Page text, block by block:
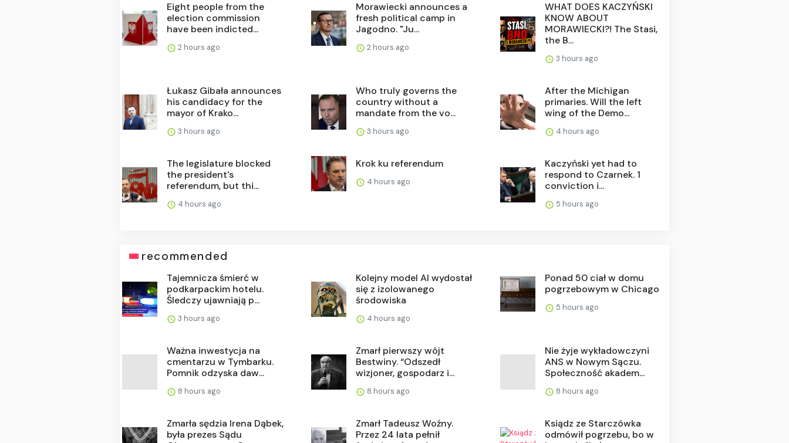
Eight people from the
election commission
have been indicted...
2 hours ago
Morawiecki announces a
fresh political camp in
Jagodno. "Ju...
2 hours ago
WHAT DOES KACZYŃSKI
KNOW ABOUT
MORAWIECKI?! The Stasi,
the B...
3 hours ago
Łukasz Gibała announces
his candidacy for the
mayor of Krako...
3 hours ago
Who truly governs the
country without a
mandate from the vo...
3 hours ago
After the Michigan
primaries. Will the left
wing of the Demo...
4 hours ago
The legislature blocked
the president's
referendum, but thi...
4 hours ago
Krok ku referendum
4 hours ago
Kaczyński yet had to
respond to Czarnek. 1
conviction i...
5 hours ago
recommended
Tajemnicza śmierć w
podkarpackim hotelu.
Śledczy ujawniają p...
3 hours ago
Kolejny model AI wydostał
się z izolowanego
środowiska
4 hours ago
Ponad 50 ciał w domu
pogrzebowym w Chicago
5 hours ago
Ważna inwestycja na
cmentarzu w Tymbarku.
Pomnik odzyska daw...
8 hours ago
Zmarł pierwszy wójt
Bestwiny. “Odszedł
wizjoner, gospodarz i...
8 hours ago
Nie żyje wykładowczyni
ANS w Nowym Sączu.
Społeczność akadem...
8 hours ago
Zmarła sędzia Irena Dąbek,
była prezes Sądu
Zmarł Tadeusz Woźny.
Przez 24 lata pełnił
Ksiądz ze Starczówka
odmówił pogrzebu, bo w